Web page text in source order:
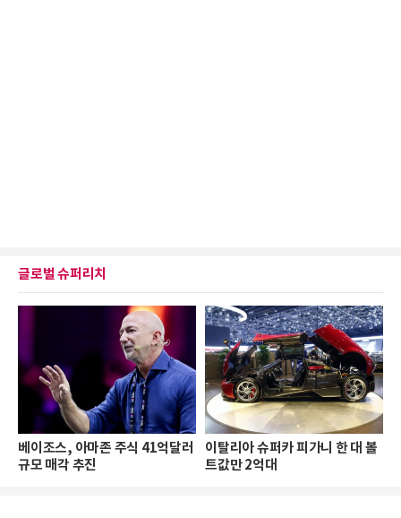
글로벌 슈퍼리치
베이조스, 아마존 주식 41억달러
규모 매각 추진
이탈리아 슈퍼카 피가니 한 대 볼
트값만 2억대